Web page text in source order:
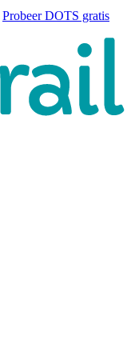
Probeer DOTS gratis